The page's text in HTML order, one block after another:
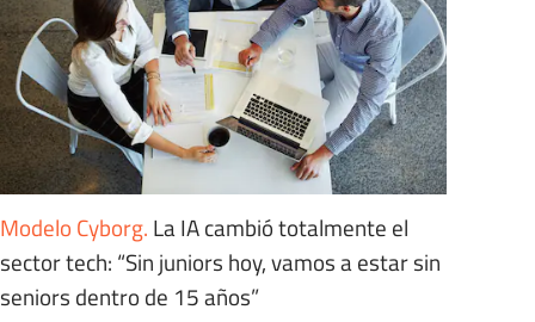
Modelo Cyborg. La IA cambió totalmente el
sector tech: “Sin juniors hoy, vamos a estar sin
seniors dentro de 15 años”